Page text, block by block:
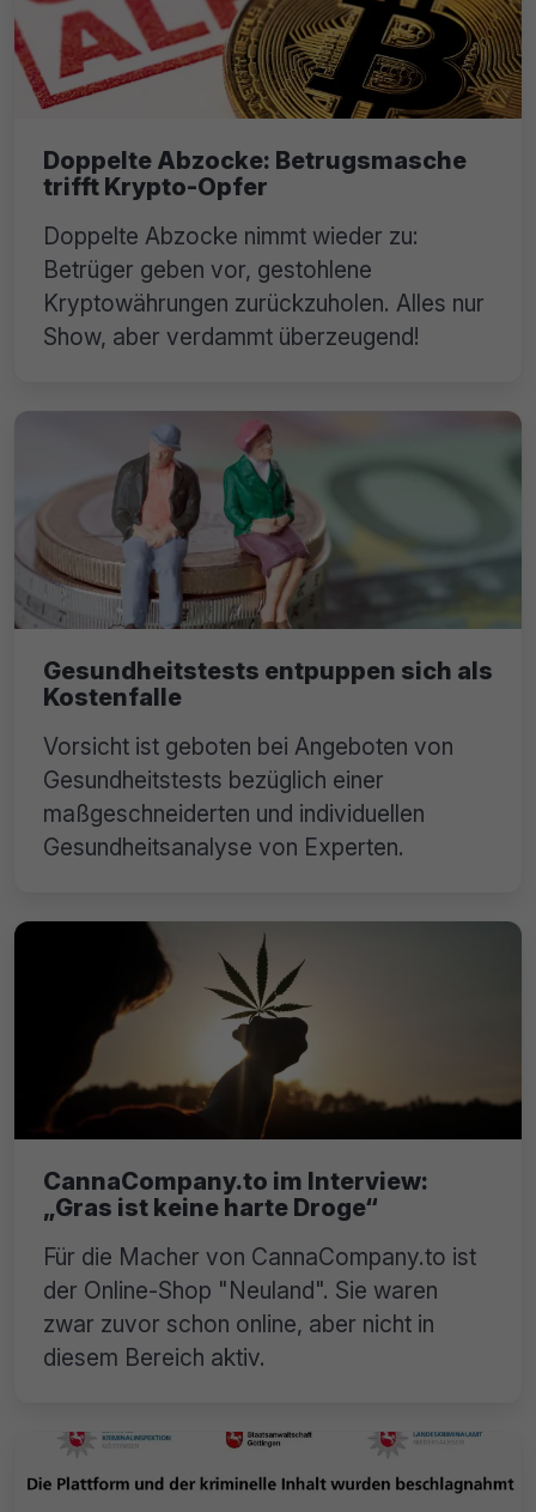
Doppelte Abzocke: Betrugsmasche
trifft Krypto-Opfer
Doppelte Abzocke nimmt wieder zu:
Betrüger geben vor, gestohlene
Kryptowährungen zurückzuholen. Alles nur
Show, aber verdammt überzeugend!
Gesundheitstests entpuppen sich als
Kostenfalle
Vorsicht ist geboten bei Angeboten von
Gesundheitstests bezüglich einer
maßgeschneiderten und individuellen
Gesundheitsanalyse von Experten.
CannaCompany.to im Interview:
„Gras ist keine harte Droge“
Für die Macher von CannaCompany.to ist
der Online-Shop "Neuland". Sie waren
zwar zuvor schon online, aber nicht in
diesem Bereich aktiv.